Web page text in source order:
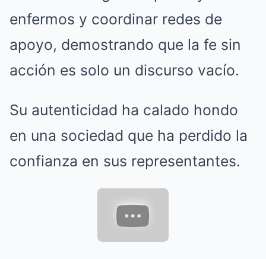
enfermos y coordinar redes de
apoyo, demostrando que la fe sin
acción es solo un discurso vacío.
Su autenticidad ha calado hondo
en una sociedad que ha perdido la
confianza en sus representantes.